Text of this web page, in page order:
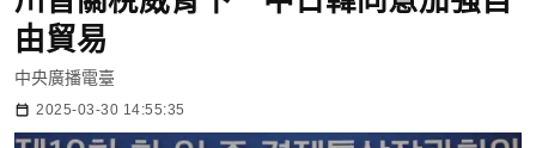
由貿易
中央廣播電臺
2025-03-30 14:55:35